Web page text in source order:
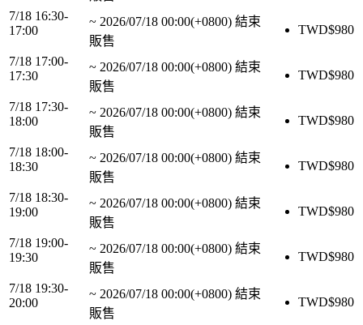
7/18 16:30-
17:00
~ 2026/07/18 00:00(+0800) 結束
販售
TWD$980
7/18 17:00-
17:30
~ 2026/07/18 00:00(+0800) 結束
販售
TWD$980
7/18 17:30-
18:00
~ 2026/07/18 00:00(+0800) 結束
販售
TWD$980
7/18 18:00-
18:30
~ 2026/07/18 00:00(+0800) 結束
販售
TWD$980
7/18 18:30-
19:00
~ 2026/07/18 00:00(+0800) 結束
販售
TWD$980
7/18 19:00-
19:30
~ 2026/07/18 00:00(+0800) 結束
販售
TWD$980
7/18 19:30-
20:00
~ 2026/07/18 00:00(+0800) 結束
販售
TWD$980